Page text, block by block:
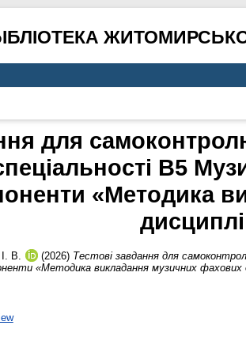
для
В5
«Методика
В. (2026) Тестові завдання для
«Методика викладання музичних фахових